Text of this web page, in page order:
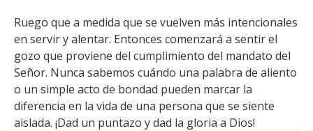
Ruego que a medida que se vuelven más intencionales
en servir y alentar. Entonces comenzará a sentir el
gozo que proviene del cumplimiento del mandato del
Señor. Nunca sabemos cuándo una palabra de aliento
o un simple acto de bondad pueden marcar la
diferencia en la vida de una persona que se siente
aislada. ¡Dad un puntazo y dad la gloria a Dios!